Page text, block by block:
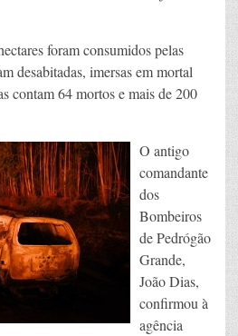
foram consumidos pelas
desabitadas, imersas em mortal
contam 64 mortos e mais de 200
O antigo
comandante
dos
Bombeiros
de Pedrógão
Grande,
João Dias,
confirmou à
agência